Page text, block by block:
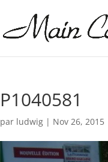
P1040581
par ludwig | Nov 26, 2015